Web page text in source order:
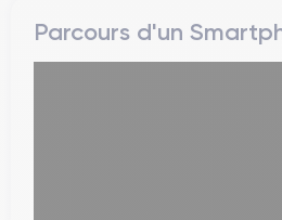
Parcours d'un